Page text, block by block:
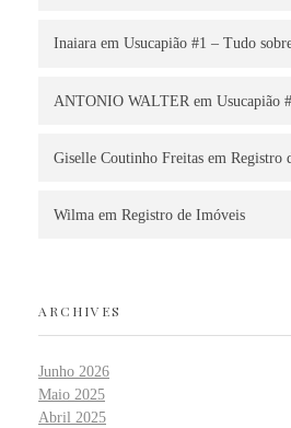
Inaiara em Usucapião #1 – Tudo
ANTONIO WALTER em Usucapião
Giselle Coutinho Freitas em Registro
Wilma em Registro de Imóveis
ARCHIVES
Junho 2026
Maio 2025
Abril 2025